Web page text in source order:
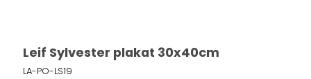
Leif Sylvester plakat 30x40cm
LA-PO-LS19